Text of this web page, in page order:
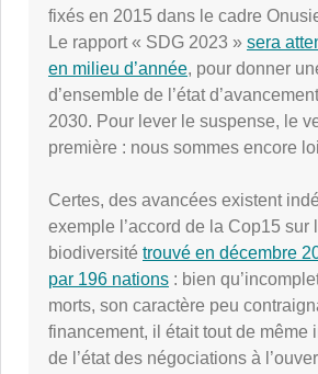
fixés en 2015 dans le cadre
Le rapport « SDG 2023 » sera
en milieu d’année, pour donner
d’ensemble de l’état
2030. Pour lever le suspense, le
première : nous sommes encore
Certes, des avancées existent
exemple l’accord de la Cop15 sur
biodiversité trouvé en décembre
par 196 nations : bien
morts, son caractère peu
financement, il était tout de même
de l’état des négociations à